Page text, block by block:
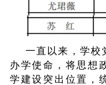
一直以来，学校
办学使命，将思想
学建设突出位置，